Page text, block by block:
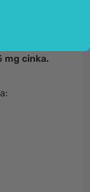
mg cinka.